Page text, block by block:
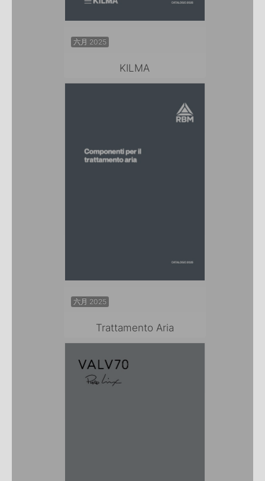
六月 2025
KILMA
六月 2025
Trattamento Aria